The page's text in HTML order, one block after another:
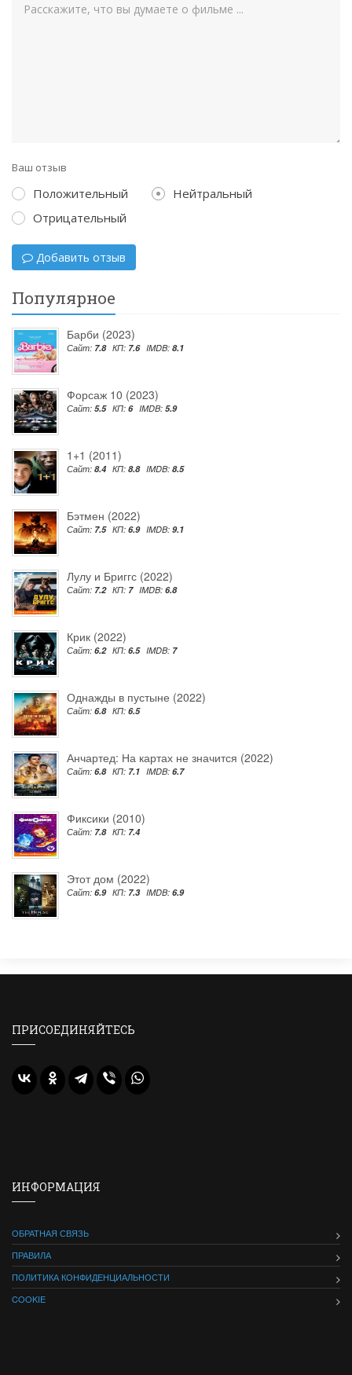
Ваш отзыв
Положительный
Нейтральный
Отрицательный
Добавить отзыв
Популярное
Барби (2023)
Сайт: 7.8 КП: 7.6 IMDB: 8.1
Форсаж 10 (2023)
Сайт: 5.5 КП: 6 IMDB: 5.9
1+1 (2011)
Сайт: 8.4 КП: 8.8 IMDB: 8.5
Бэтмен (2022)
Сайт: 7.5 КП: 6.9 IMDB: 9.1
Лулу и Бриггс (2022)
Сайт: 7.2 КП: 7 IMDB: 6.8
Крик (2022)
Сайт: 6.2 КП: 6.5 IMDB: 7
Однажды в пустыне (2022)
Сайт: 6.8 КП: 6.5
Анчартед: На картах не значится (2022)
Сайт: 6.8 КП: 7.1 IMDB: 6.7
Фиксики (2010)
Сайт: 7.8 КП: 7.4
Этот дом (2022)
Сайт: 6.9 КП: 7.3 IMDB: 6.9
ПРИСОЕДИНЯЙТЕСЬ
ИНФОРМАЦИЯ
ОБРАТНАЯ СВЯЗЬ
ПРАВИЛА
ПОЛИТИКА КОНФИДЕНЦИАЛЬНОСТИ
COOKIE